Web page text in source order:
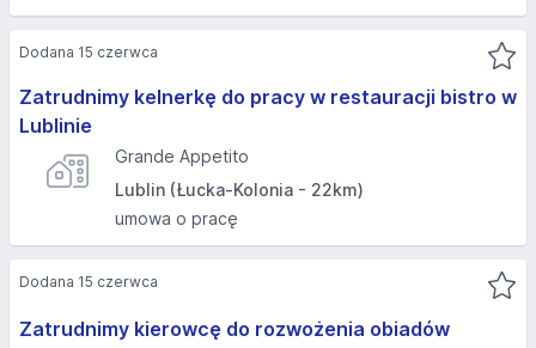
Zatrudnimy kelnerkę do pracy w restauracji bistro w
Lublinie
Grande Appetito
Lublin (Łucka-Kolonia - 22km)
umowa o pracę
Dodana 15 czerwca
Zatrudnimy kierowcę do rozwożenia obiadów
Dodana 15 czerwca